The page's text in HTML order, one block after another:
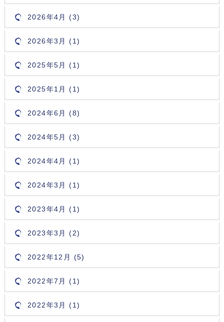
2026年4月 (3)
2026年3月 (1)
2025年5月 (1)
2025年1月 (1)
2024年6月 (8)
2024年5月 (3)
2024年4月 (1)
2024年3月 (1)
2023年4月 (1)
2023年3月 (2)
2022年12月 (5)
2022年7月 (1)
2022年3月 (1)